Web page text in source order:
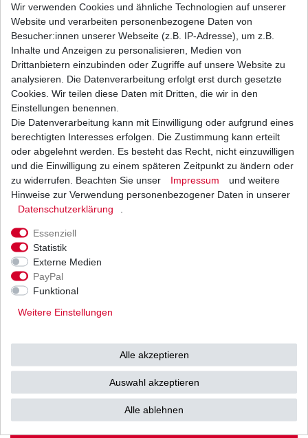
D.I.D Standard
Musterbild
Kettentyp: Standard ohne O-
Ringe
Farbe: stahl
Zustand: offen mit
Clipschloss
Kettenteilung: 520 / 5/8" x
Kettenlänge: 104 Glieder
Zugfestigkeit: 3040 kg
passend zu
Wir verwenden Cookies und ähnliche Technologien auf unserer
Website und verarbeiten personenbezogene Daten von
Besucher:innen unserer Webseite (z.B. IP-Adresse), um z.B.
Inhalte und Anzeigen zu personalisieren, Medien von
Drittanbietern einzubinden oder Zugriffe auf unsere Website zu
analysieren. Die Datenverarbeitung erfolgt erst durch gesetzte
Cookies. Wir teilen diese Daten mit Dritten, die wir in den
Einstellungen benennen.
Die Datenverarbeitung kann mit Einwilligung oder aufgrund eines
berechtigten Interesses erfolgen. Die Zustimmung kann erteilt
oder abgelehnt werden. Es besteht das Recht, nicht einzuwilligen
und die Einwilligung zu einem späteren Zeitpunkt zu ändern oder
zu widerrufen. Beachten Sie unser
Impressum
und weitere
Hinweise zur Verwendung personenbezogener Daten in unserer
Daten­schutz­erklärung
Essenziell
Statistik
Externe Medien
PayPal
Funktional
Weitere Einstellungen
Alle akzeptieren
Auswahl akzeptieren
Alle ablehnen